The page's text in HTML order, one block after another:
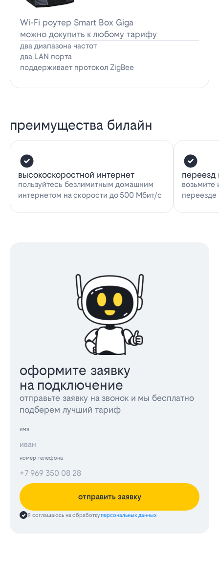
Wi-Fi роутер Smart Box Giga
можно докупить к любому тарифу
два диапазона частот
два LAN порта
поддерживает протокол ZigBee
преимущества билайн
высокоскоростной интернет
пользуйтесь безлимитным домашним
интернетом на скорости до 500 Мбит/с
переезд
возьмите
переезде
оформите заявку
на подключение
отправьте заявку на звонок и мы бесплатно
подберем лучший тариф
имя
номер телефона
отправить заявку
Я соглашаюсь на обработкуперсональных данных